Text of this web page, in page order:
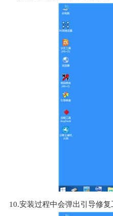
10.安装过程中会弹出引导修